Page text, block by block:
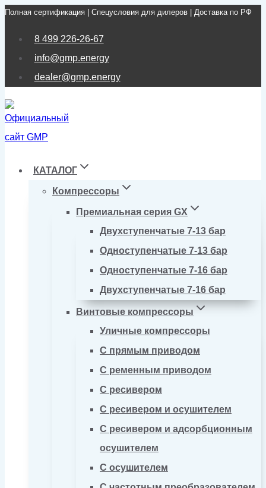
Перейти
Полная сертификация | Спецусловия для дилеров | Доставка по РФ
8 499 226-26-67
info@gmp.energy
dealer@gmp.energy
КАТАЛОГ
Компрессоры
Премиальная серия GX
Двухступенчатые 7-13 бар
Одноступенчатые 7-13 бар
Одноступенчатые 7-16 бар
Двухступенчатые 7-16 бар
Винтовые компрессоры
Уличные компрессоры
С прямым приводом
С ременным приводом
С ресивером
С ресивером и осушителем
С ресивером и адсорбционным
осушителем
С осушителем